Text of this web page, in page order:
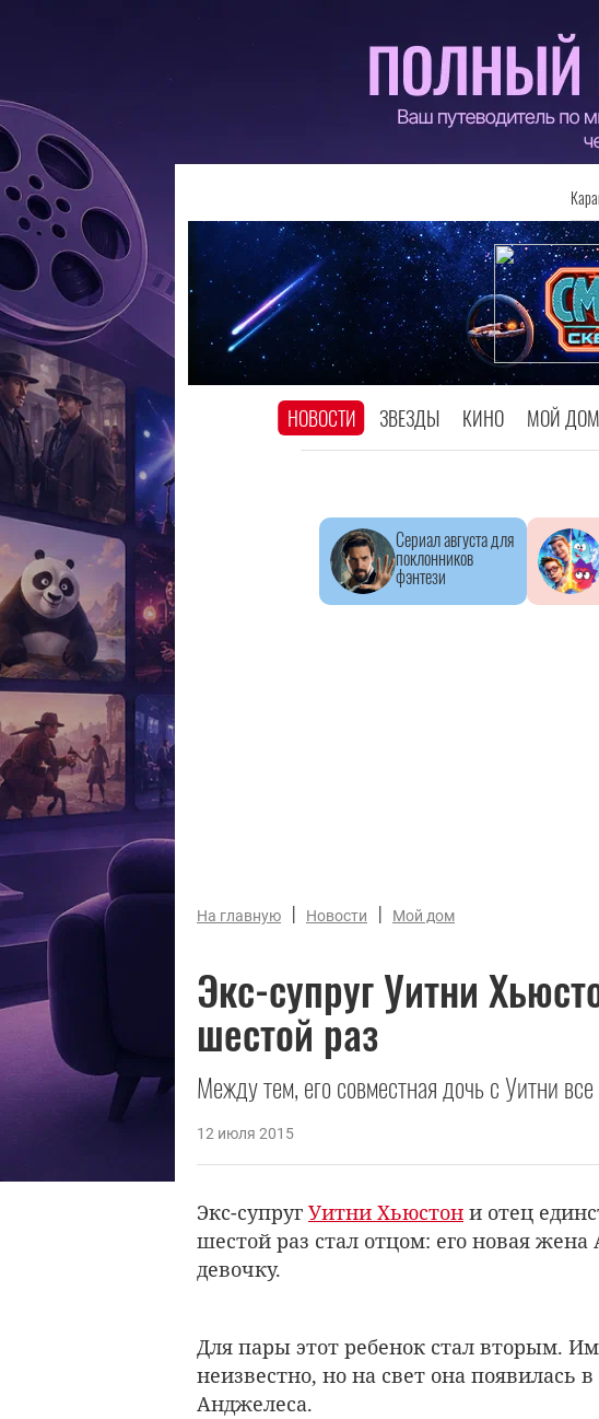
НОВОСТИ ЗВЕЗДЫ КИНО МОЙ ДОМ
Сериал августа для
поклонников
фэнтези
На главную | Новости | Мой дом
Экс-супруг Уитни
шестой раз
Между тем, его совместная дочь с Уитни
12 июля 2015
Экс-супруг Уитни Хьюстон и отец
шестой раз стал отцом: его новая
девочку.
Для пары этот ребенок стал вторым.
неизвестно, но на свет она появилась
Анджелеса.